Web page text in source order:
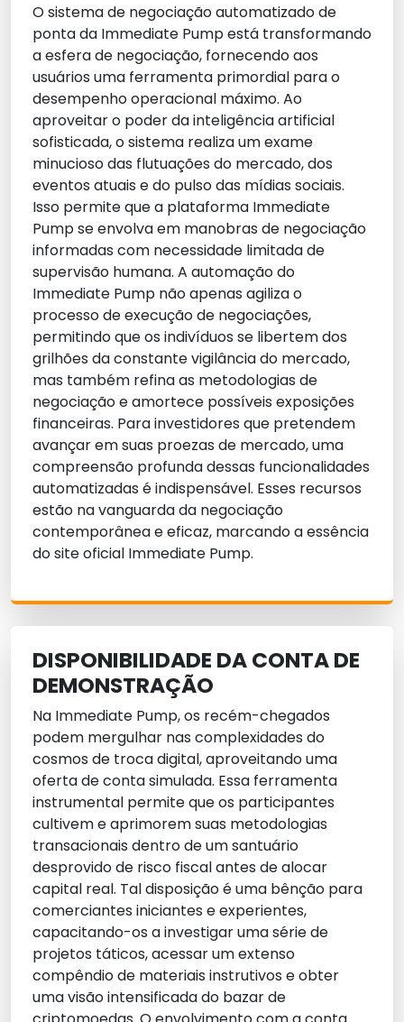
O sistema de negociação automatizado de
ponta da Immediate Pump está transformando
a esfera de negociação, fornecendo aos
usuários uma ferramenta primordial para o
desempenho operacional máximo. Ao
aproveitar o poder da inteligência artificial
sofisticada, o sistema realiza um exame
minucioso das flutuações do mercado, dos
eventos atuais e do pulso das mídias sociais.
Isso permite que a plataforma Immediate
Pump se envolva em manobras de negociação
informadas com necessidade limitada de
supervisão humana. A automação do
Immediate Pump não apenas agiliza o
processo de execução de negociações,
permitindo que os indivíduos se libertem dos
grilhões da constante vigilância do mercado,
mas também refina as metodologias de
negociação e amortece possíveis exposições
financeiras. Para investidores que pretendem
avançar em suas proezas de mercado, uma
compreensão profunda dessas funcionalidades
automatizadas é indispensável. Esses recursos
estão na vanguarda da negociação
contemporânea e eficaz, marcando a essência
do site oficial Immediate Pump.
DISPONIBILIDADE DA CONTA DE
DEMONSTRAÇÃO
Na Immediate Pump, os recém-chegados
podem mergulhar nas complexidades do
cosmos de troca digital, aproveitando uma
oferta de conta simulada. Essa ferramenta
instrumental permite que os participantes
cultivem e aprimorem suas metodologias
transacionais dentro de um santuário
desprovido de risco fiscal antes de alocar
capital real. Tal disposição é uma bênção para
comerciantes iniciantes e experientes,
capacitando-os a investigar uma série de
projetos táticos, acessar um extenso
compêndio de materiais instrutivos e obter
uma visão intensificada do bazar de